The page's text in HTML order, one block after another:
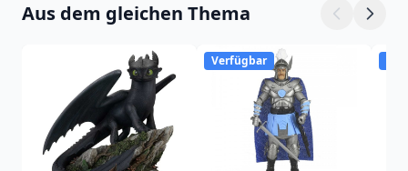
Aus dem gleichen Thema
Verfügbar